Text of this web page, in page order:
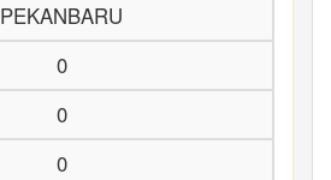
PEKANBARU
0
0
0